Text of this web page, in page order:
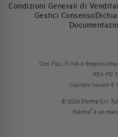
Condizioni Generali di Vendita
Gestici Consenso
Cod. Fisc., P. IVA e Registro
REA PD
Capitale Sociale €
© 2026 Elettra S.r.l.
Elettra ® è un